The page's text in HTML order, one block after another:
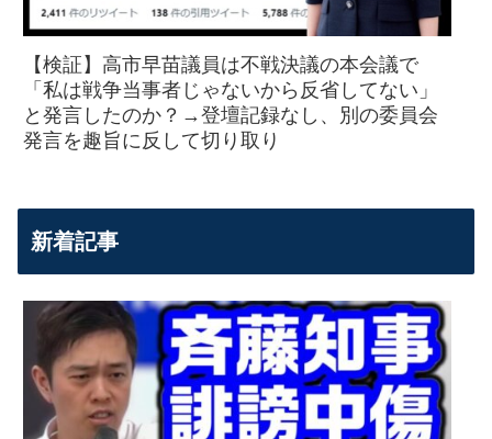
【検証】高市早苗議員は不戦決議の本会議で
「私は戦争当事者じゃないから反省してない」
と発言したのか？→登壇記録なし、別の委員会
発言を趣旨に反して切り取り
新着記事